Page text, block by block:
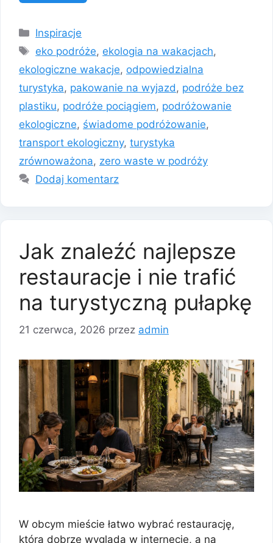
Kategorie
Inspiracje
Tagi
eko podróże, ekologia na wakacjach,
ekologiczne wakacje, odpowiedzialna
turystyka, pakowanie na wyjazd, podróże bez
plastiku, podróże pociągiem, podróżowanie
ekologiczne, świadome podróżowanie,
transport ekologiczny, turystyka
zrównoważona, zero waste w podróży
Dodaj komentarz
Jak znaleźć najlepsze
restauracje i nie trafić
na turystyczną pułapkę
21 czerwca, 2026 przez admin
W obcym mieście łatwo wybrać restaurację,
która dobrze wygląda w internecie, a na